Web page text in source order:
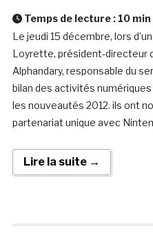
Temps de lecture : 10 min
Le jeudi 15 décembre, lors
Loyrette, président-directeur
Alphandary, responsable du
bilan des activités
les nouveautés 2012. ils ont
partenariat unique avec
Lire la suite →